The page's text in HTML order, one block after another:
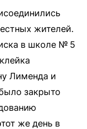
жителей.
в школе № 5
Лименда и
закрыто
же день в